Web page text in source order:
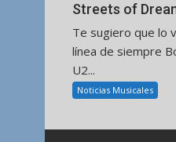
Streets of
Te sugiero que lo
línea de siempre
U2...
Noticias Musicales